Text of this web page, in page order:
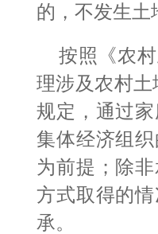
的，不发生土
按照《农
理涉及农村
规定，通过
集体经济组
为前提；除
方式取得的
承。